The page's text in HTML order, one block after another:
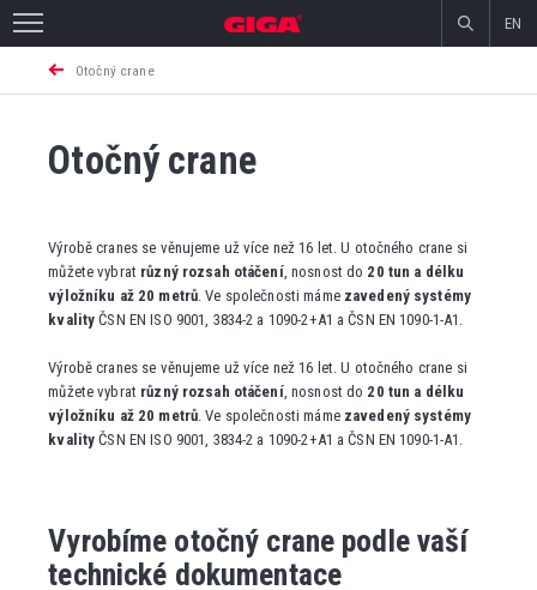
EN
Otočný crane
Otočný crane
Výrobě cranes se věnujeme už více než 16 let. U otočného crane si
můžete vybrat různý rozsah otáčení, nosnost do 20 tun a délku
výložníku až 20 metrů. Ve společnosti máme zavedený systémy
kvality ČSN EN ISO 9001, 3834-2 a 1090-2+A1 a ČSN EN 1090-1-A1.
Výrobě cranes se věnujeme už více než 16 let. U otočného crane si
můžete vybrat různý rozsah otáčení, nosnost do 20 tun a délku
výložníku až 20 metrů. Ve společnosti máme zavedený systémy
kvality ČSN EN ISO 9001, 3834-2 a 1090-2+A1 a ČSN EN 1090-1-A1.
Vyrobíme otočný crane podle vaší
technické dokumentace